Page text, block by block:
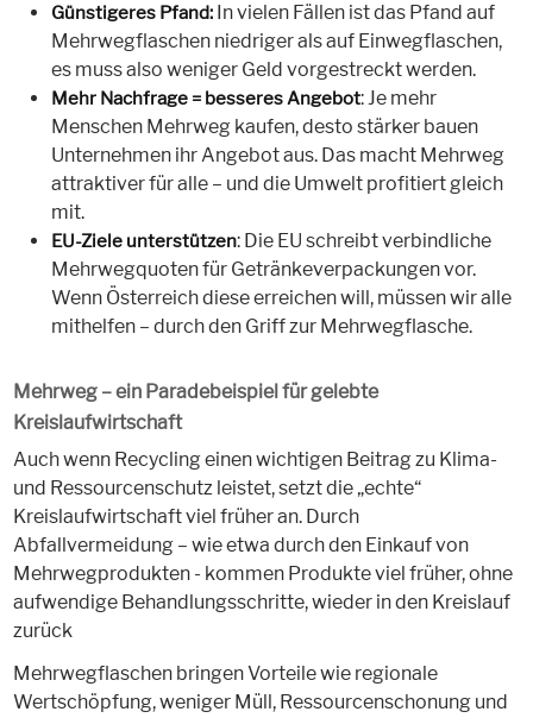
Günstigeres Pfand: In vielen Fällen ist das Pfand auf
Mehrwegflaschen niedriger als auf Einwegflaschen,
es muss also weniger Geld vorgestreckt werden.
Mehr Nachfrage = besseres Angebot: Je mehr
Menschen Mehrweg kaufen, desto stärker bauen
Unternehmen ihr Angebot aus. Das macht Mehrweg
attraktiver für alle – und die Umwelt profitiert gleich
mit.
EU-Ziele unterstützen: Die EU schreibt verbindliche
Mehrwegquoten für Getränkeverpackungen vor.
Wenn Österreich diese erreichen will, müssen wir alle
mithelfen – durch den Griff zur Mehrwegflasche.
Mehrweg – ein Paradebeispiel für gelebte
Kreislaufwirtschaft
Auch wenn Recycling einen wichtigen Beitrag zu Klima-
und Ressourcenschutz leistet, setzt die „echte“
Kreislaufwirtschaft viel früher an. Durch
Abfallvermeidung – wie etwa durch den Einkauf von
Mehrwegprodukten - kommen Produkte viel früher, ohne
aufwendige Behandlungsschritte, wieder in den Kreislauf
zurück
Mehrwegflaschen bringen Vorteile wie regionale
Wertschöpfung, weniger Müll, Ressourcenschonung und